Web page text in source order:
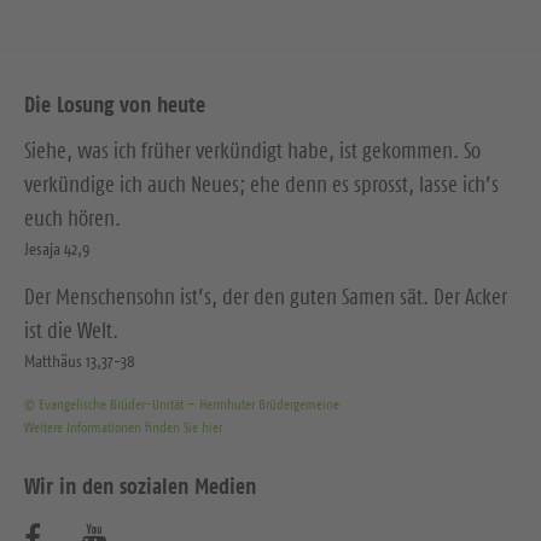
Die Losung von heute
Siehe, was ich früher verkündigt habe, ist gekommen. So
verkündige ich auch Neues; ehe denn es sprosst, lasse ich’s
euch hören.
Jesaja 42,9
Der Menschensohn ist’s, der den guten Samen sät. Der Acker
ist die Welt.
Matthäus 13,37-38
© Evangelische Brüder-Unität – Herrnhuter Brüdergemeine
Weitere Informationen finden Sie hier
Wir in den sozialen Medien